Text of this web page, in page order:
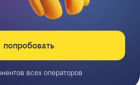
попробовать
всех операторов